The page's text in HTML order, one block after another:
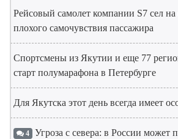
Рейсовый самолет компании S7 сел на
плохого самочувствия пассажира
Спортсмены из Якутии и еще 77
старт полумарафона в Петербурге
Для Якутска этот день всегда имеет
4 Угроза с севера: в России может